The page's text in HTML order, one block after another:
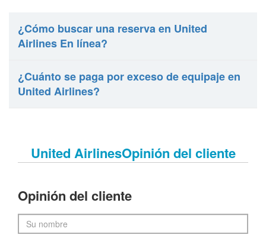
¿Cómo buscar una reserva en United
Airlines En línea?
¿Cuánto se paga por exceso de equipaje en
United Airlines?
United AirlinesOpinión del cliente
Opinión del cliente